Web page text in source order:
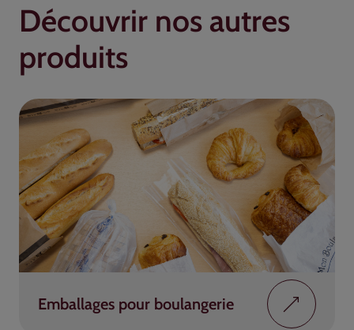
Découvrir nos autres
produits
Emballages pour boulangerie